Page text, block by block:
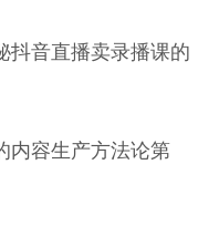
抖音直播卖录播课的
内容生产方法论第